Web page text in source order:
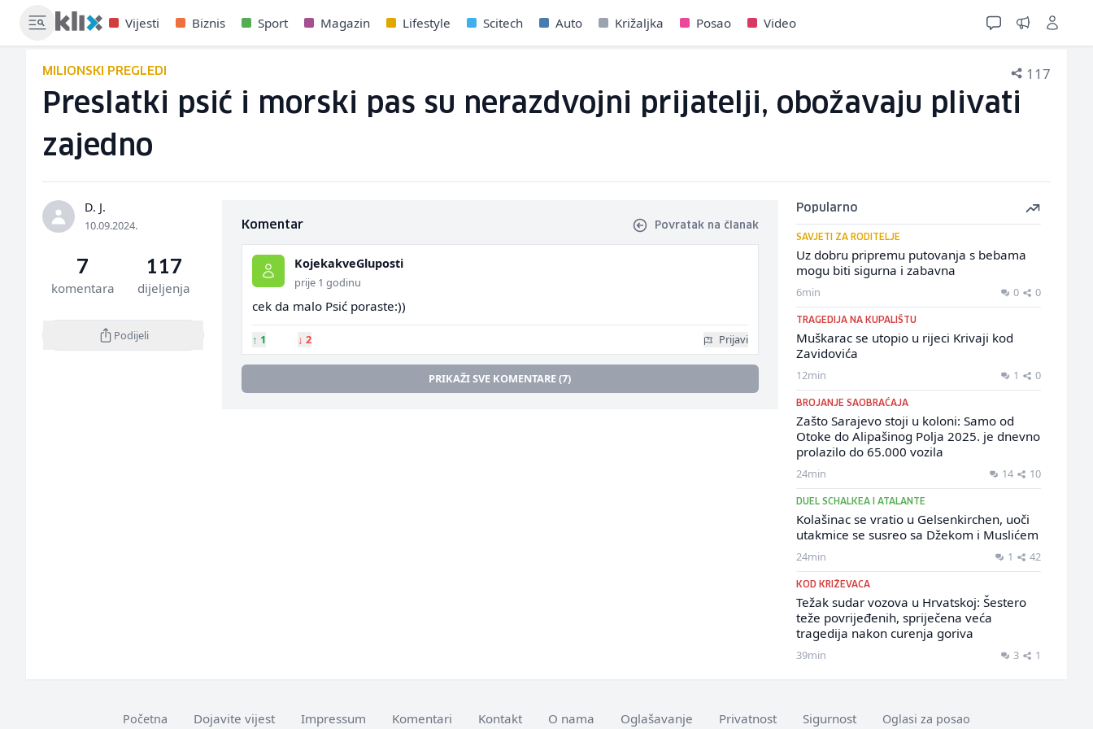
Vijesti Biznis Sport Magazin Lifestyle Scitech Auto Križaljka Posao Video
MILIONSKI PREGLEDI 117
Preslatki psić i morski pas su nerazdvojni prijatelji, obožavaju plivati
zajedno
D. J.
10.09.2024.
7
komentara
117
dijeljenja
Podijeli
Komentar Povratak na članak
KojekakveGluposti
prije 1 godinu
cek da malo Psić poraste:))
↑ 1 ↓ 2 Prijavi
PRIKAŽI SVE KOMENTARE (7)
Popularno
SAVJETI ZA RODITELJE
Uz dobru pripremu putovanja s bebama
mogu biti sigurna i zabavna
6min 0 0
TRAGEDIJA NA KUPALIŠTU
Muškarac se utopio u rijeci Krivaji kod
Zavidovića
12min 1 0
BROJANJE SAOBRAĆAJA
Zašto Sarajevo stoji u koloni: Samo od
Otoke do Alipašinog Polja 2025. je dnevno
prolazilo do 65.000 vozila
24min 14 10
DUEL SCHALKEA I ATALANTE
Kolašinac se vratio u Gelsenkirchen, uoči
utakmice se susreo sa Džekom i Muslićem
24min 1 42
KOD KRIŽEVACA
Težak sudar vozova u Hrvatskoj: Šestero
teže povrijeđenih, spriječena veća
tragedija nakon curenja goriva
39min 3 1
Početna Dojavite vijest Impressum Komentari Kontakt O nama Oglašavanje Privatnost Sigurnost Oglasi za posao